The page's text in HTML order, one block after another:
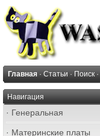
Главная · Статьи · Поиск ·
Навигация
· Генеральная
· Материнские платы